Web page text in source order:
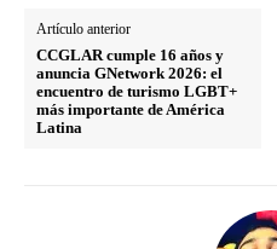
Artículo anterior
CCGLAR cumple 16 años y
anuncia GNetwork 2026: el
encuentro de turismo LGBT+
más importante de América
Latina